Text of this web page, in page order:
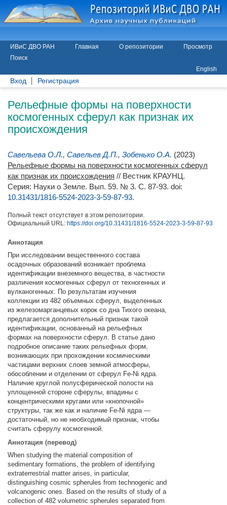
ИВиС ДВО РАН Главная О репозитории
Просмотр
Поиск
English
Вход Регистрация
Рельефные формы на поверхности
космогенных сферул как признак их
происхождения
Савельева О.Л., Савельев Д.П., Зобенько О.А. (2023)
Рельефные формы на поверхности космогенных сферул
как признак их происхождения // Вестник КРАУНЦ.
Серия: Науки о Земле. Вып. 59. № 3. С. 87-93. doi:
10.31431/1816-5524-2023-3-59-87-93.
Полный текст отсутствует в этом репозитории.
Официальный URL: https://doi.org/10.31431/1816-5524-2023-3-59-87-93
Аннотация
При исследовании вещественного состава
осадочных образований возникает проблема
идентификации внеземного вещества, в частности
различения космогенных сферул от техногенных и
вулканогенных. По результатам изучения
коллекции из 482 объемных сферул, выделенных
из железомарганцевых корок со дна Тихого океана,
предлагается дополнительный признак такой
идентификации, основанный на рельефных
формах на поверхности сферул. В статье дано
подробное описание таких рельефных форм,
возникающих при прохождении космическими
частицами верхних слоев земной атмосферы,
обособлении и отделении от сферул Fe-Ni ядра.
Наличие круглой полусферической полости на
уплощенной стороне сферулы, впадины с
концентрическими кругами или «кнопочной»
структуры, так же как и наличие Fe-Ni ядра —
достаточный, но не необходимый признак, чтобы
считать сферулу космогенной.
Аннотация (перевод)
When studying the material composition of
sedimentary formations, the problem of identifying
extraterrestrial matter arises, in particular,
distinguishing cosmic spherules from technogenic and
volcanogenic ones. Based on the results of study of a
collection of 482 volumetric spherules separated from